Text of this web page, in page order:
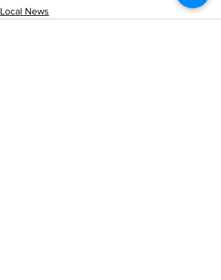
Local News